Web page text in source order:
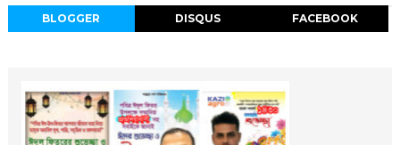
BLOGGER DISQUS FACEBOOK